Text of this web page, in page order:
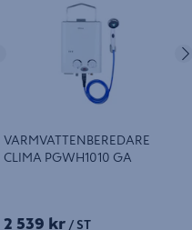
VARMVATTENBEREDARE
CLIMA PGWH1010 GA
2 539 kr / ST